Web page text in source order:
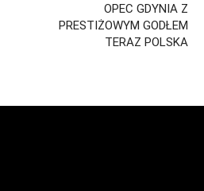
OPEC GDYNIA Z
PRESTIŻOWYM GODŁEM
TERAZ POLSKA